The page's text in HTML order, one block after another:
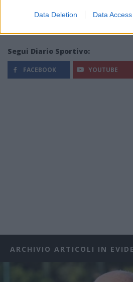
Data Deletion Data Access
Segui Diario Sportivo:
FACEBOOK YOUTUBE
ARCHIVIO ARTICOLI IN